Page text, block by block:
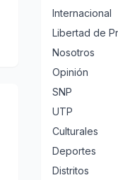
Internacional
Libertad de
Nosotros
Opinión
SNP
UTP
Culturales
Deportes
Distritos